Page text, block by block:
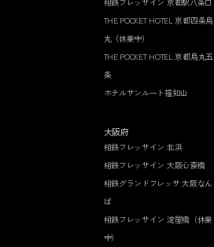
THE POCKET HOTEL 京都四条烏
丸（休業中）
THE POCKET HOTEL 京都烏丸五
条
ホテルサンルート福知山
大阪府
相鉄フレッサイン 北浜
相鉄フレッサイン 大阪心斎橋
相鉄グランドフレッサ 大阪なん
ば
相鉄フレッサイン 淀屋橋（休業
中）